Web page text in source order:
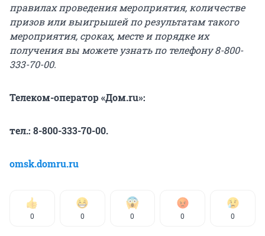
правилах проведения мероприятия, количестве
призов или выигрышей по результатам такого
мероприятия, сроках, месте и порядке их
получения вы можете узнать по телефону 8-800-
333-70-00.
Телеком-оператор «Дом.ru»:
тел.: 8-800-333-70-00.
omsk.domru.ru
0 0 0 0 0